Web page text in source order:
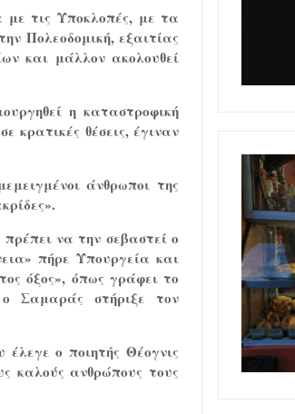
με τις Υποκλοπές, με τα
Πολεοδομική, εξαιτίας
και μάλλον ακολουθεί
η καταστροφική
κρατικές θέσεις, έγιναν
άνθρωποι της
να την σεβαστεί ο
πήρε Υπουργεία και
όξος», όπως γράφει το
Σαμαράς στήριξε τον
ο ποιητής Θέογνις
καλούς ανθρώπους τους